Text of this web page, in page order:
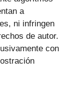
a
ni infringen
de autor.
con